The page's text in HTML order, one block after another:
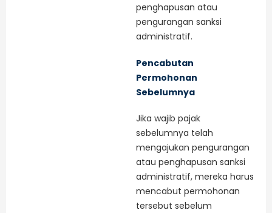
penghapusan atau
pengurangan sanksi
administratif.
Pencabutan
Permohonan
Sebelumnya
Jika wajib pajak
sebelumnya telah
mengajukan pengurangan
atau penghapusan sanksi
administratif, mereka harus
mencabut permohonan
tersebut sebelum